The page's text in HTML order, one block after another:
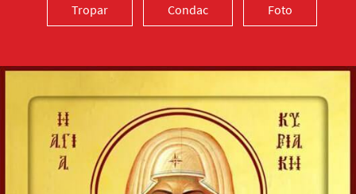
Tropar Condac Foto